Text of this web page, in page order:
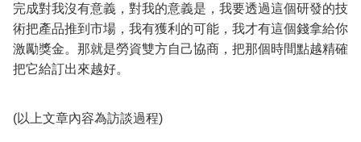
完成對我沒有意義，對我的意義是，我要透過這個研發的技
術把產品推到市場，我有獲利的可能，我才有這個錢拿給你
激勵獎金。那就是勞資雙方自己協商，把那個時間點越精確
把它給訂出來越好。
(以上文章內容為訪談過程)